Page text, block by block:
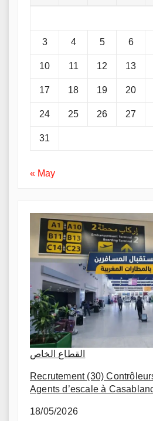
3 4 5 6
10 11 12 13
17 18 19 20
24 25 26 27
31
« May
القطاع الخاص
Recrutement (30)
Agents d’escale à
18/05/2026